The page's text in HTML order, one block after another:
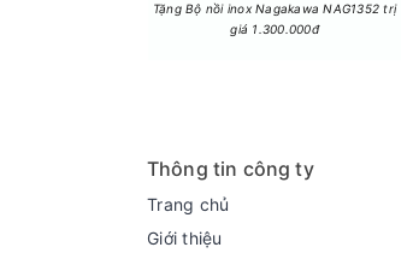
- Tủ lạnh vận hành êm ái,
Công nghệ làm lạnh + Công
- Với luồng khí lạnh đa chiều
Tặng Bộ nồi inox Nagakawa NAG1352 trị
giá 1.300.000đ
Thông tin công ty
Trang chủ
Giới thiệu